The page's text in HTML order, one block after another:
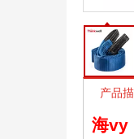
产品
海vy